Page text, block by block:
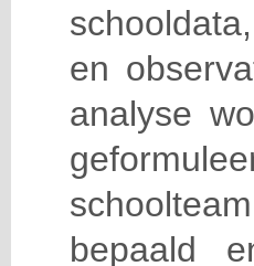
en
analyse
bepaald